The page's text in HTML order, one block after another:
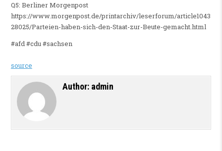
Q5: Berliner Morgenpost
https://www.morgenpost.de/printarchiv/leserforum/article1043
28025/Parteien-haben-sich-den-Staat-zur-Beute-gemacht.html
#afd #cdu #sachsen
source
Author: admin